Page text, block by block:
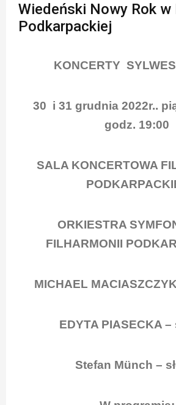
Wiedeński Nowy Rok w
Podkarpackiej
KONCERTY
30 i 31 grudnia 2022r..
godz. 19:00
SALA KONCERTOWA
ORKIESTRA
FILHARMONII
MICHAEL
EDYTA PIASECKA
Stefan Münch –